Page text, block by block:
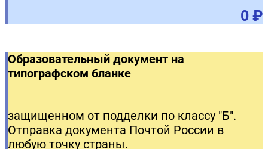
0 ₽
Образовательный документ на
типографском бланке
защищенном от подделки по классу "Б".
Отправка документа Почтой России в
любую точку страны.